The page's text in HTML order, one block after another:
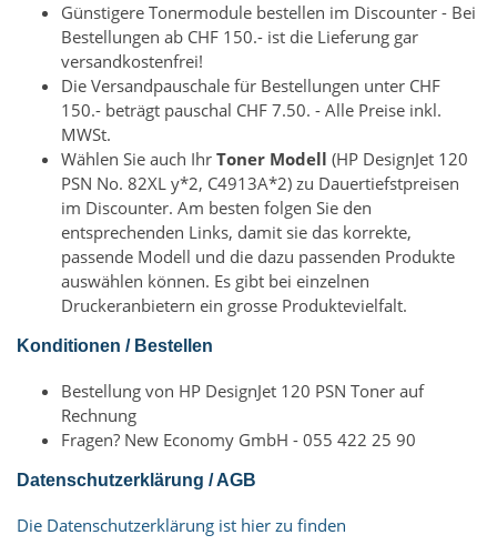
Günstigere Tonermodule bestellen im Discounter - Bei
Bestellungen ab CHF 150.- ist die Lieferung gar
versandkostenfrei!
Die Versandpauschale für Bestellungen unter CHF
150.- beträgt pauschal CHF 7.50. - Alle Preise inkl.
MWSt.
Wählen Sie auch Ihr Toner Modell (HP DesignJet 120
PSN No. 82XL y*2, C4913A*2) zu Dauertiefstpreisen
im Discounter. Am besten folgen Sie den
entsprechenden Links, damit sie das korrekte,
passende Modell und die dazu passenden Produkte
auswählen können. Es gibt bei einzelnen
Druckeranbietern ein grosse Produktevielfalt.
Konditionen / Bestellen
Bestellung von HP DesignJet 120 PSN Toner auf
Rechnung
Fragen? New Economy GmbH - 055 422 25 90
Datenschutzerklärung / AGB
Die Datenschutzerklärung ist hier zu finden